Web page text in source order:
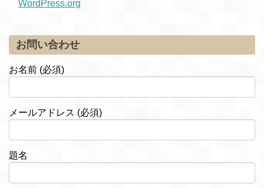
WordPress.org
お問い合わせ
お名前 (必須)
メールアドレス (必須)
題名